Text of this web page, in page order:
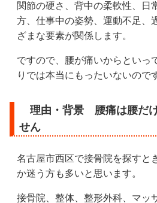
関節の硬さ、背中の柔軟性、日
方、仕事中の姿勢、運動不足、
ざまな要素が関係します。
ですので、腰が痛いからといっ
りでは本当にもったいないので
理由・背景 腰痛は腰だ
せん
名古屋市西区で接骨院を探すと
か迷う方も多いと思います。
接骨院、整体、整形外科、マッ